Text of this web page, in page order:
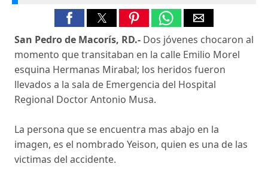
San Pedro de Macorís, RD.- Dos jóvenes chocaron al
momento que transitaban en la calle Emilio Morel
esquina Hermanas Mirabal; los heridos fueron
llevados a la sala de Emergencia del Hospital
Regional Doctor Antonio Musa.
La persona que se encuentra mas abajo en la
imagen, es el nombrado Yeison, quien es una de las
victimas del accidente.